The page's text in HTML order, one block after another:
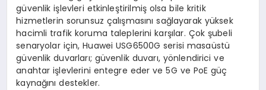
güvenlik işlevleri etkinleştirilmiş olsa bile kritik
hizmetlerin sorunsuz çalışmasını sağlayarak yüksek
hacimli trafik koruma taleplerini karşılar. Çok şubeli
senaryolar için, Huawei USG6500G serisi masaüstü
güvenlik duvarları; güvenlik duvarı, yönlendirici ve
anahtar işlevlerini entegre eder ve 5G ve PoE güç
kaynağını destekler.